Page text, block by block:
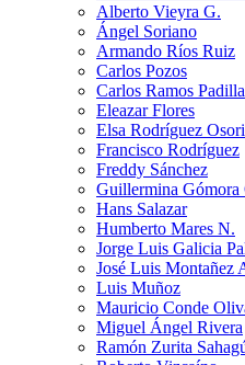
Alberto Vieyra G.
Ángel Soriano
Armando Ríos Ruiz
Carlos Pozos
Carlos Ramos Padilla
Eleazar Flores
Elsa Rodríguez
Francisco Rodríguez
Freddy Sánchez
Guillermina Gómora
Hans Salazar
Humberto Mares N.
Jorge Luis Galicia
José Luis Montañez
Luis Muñoz
Mauricio Conde
Miguel Ángel Rivera
Ramón Zurita